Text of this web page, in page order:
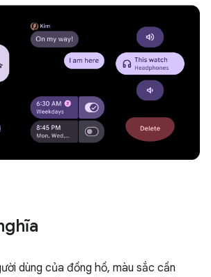
dùng của đồng hồ, màu sắc cần